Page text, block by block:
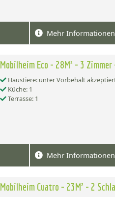
Mehr Informationen
Mobilheim Eco - 28M² - 3 Zimmer
Haustiere: unter Vorbehalt
Küche: 1
Terrasse: 1
Mehr Informationen
Mobilheim Cuatro - 23M² - 2